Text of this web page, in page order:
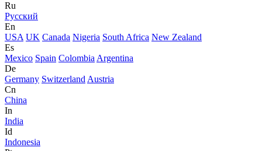
Ru
Русский
En
USA UK Canada Nigeria South Africa New Zealand
Es
Mexico Spain Colombia Argentina
De
Germany Switzerland Austria
Cn
China
In
India
Id
Indonesia